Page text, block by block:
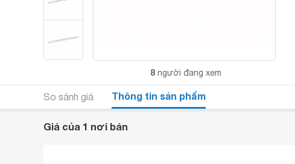
8 người đang xem
So sánh giá Thông tin sản phẩm
Giá của 1 nơi bán